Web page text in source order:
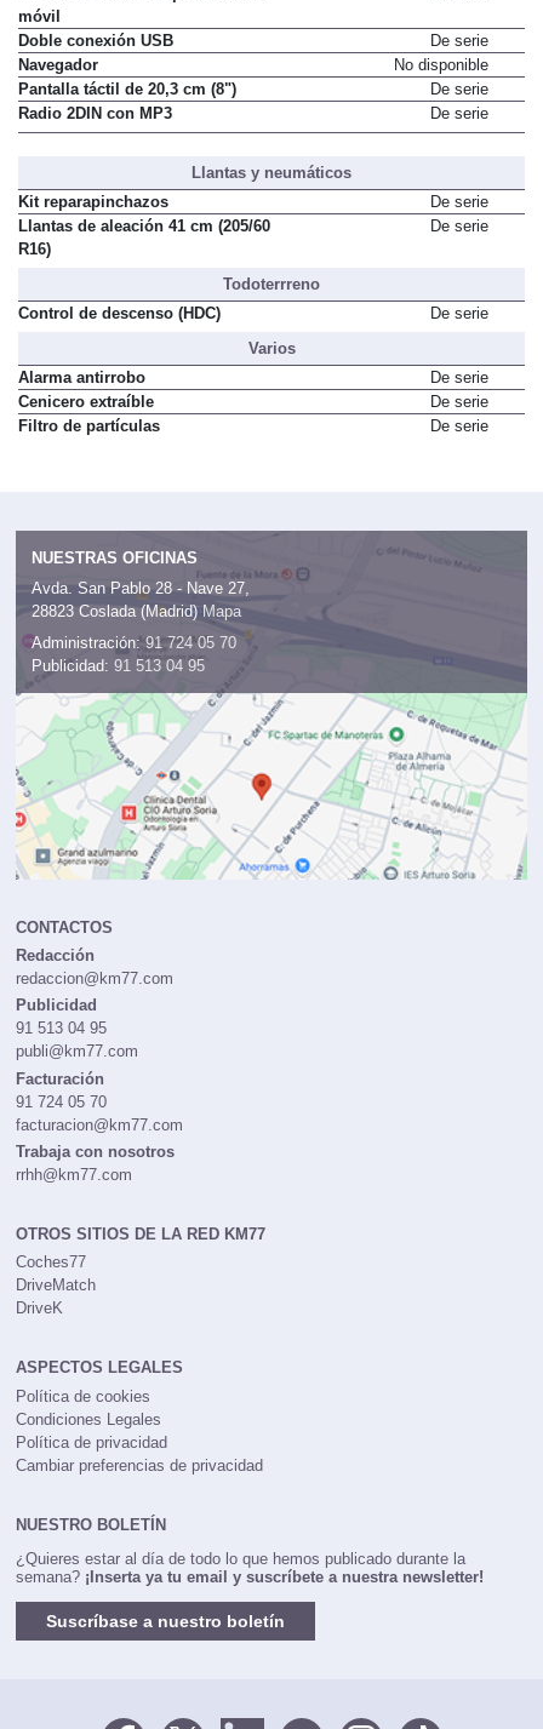
Conexión Bluetooth para telefóno
móvil
Doble conexión USB
De serie
Navegador
No disponible
Pantalla táctil de 20,3 cm (8")
De serie
Radio 2DIN con MP3
De serie
Llantas y neumáticos
Kit reparapinchazos
De serie
Llantas de aleación 41 cm (205/60
Todoterrreno
Varios
Alarma antirrobo
De serie
Cenicero extraíble
De serie
NUESTRAS OFICINAS
Avda. San Pablo 28 - Nave 27,
28823 Coslada (Madrid)
Mapa
Administración:91 724 05 70
Publicidad:
CONTACTOS
Redacción
redaccion@km77.com
Publicidad
91 513 04 95
publi@km77.com
Facturación
91 724 05 70
facturacion@km77.com
Trabaja con nosotros
OTROS SITIOS DE LA RED KM77
Coches77
DriveMatch
ASPECTOS LEGALES
Política de cookies
Condiciones Legales
Política de privacidad
¿Quieres estar al día de todo lo que hemos publicado durante la
Suscríbase a nuestro boletín